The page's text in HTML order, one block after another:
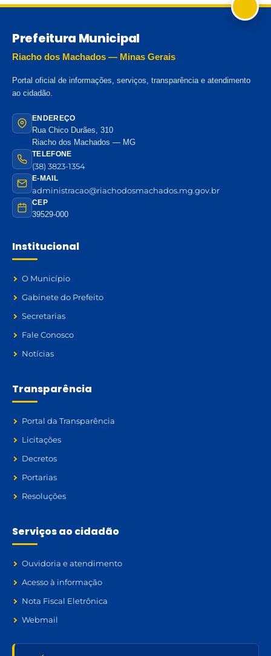
Prefeitura Municipal
Riacho dos Machados — Minas Gerais
Portal oficial de informações, serviços, transparência e atendimento
ao cidadão.
ENDEREÇO
Rua Chico Durães, 310
Riacho dos Machados — MG
TELEFONE
(38) 3823-1354
E-MAIL
administracao@riachodosmachados.mg.gov.br
CEP
39529-000
Institucional
O Município
Gabinete do Prefeito
Secretarias
Fale Conosco
Notícias
Transparência
Portal da Transparência
Licitações
Decretos
Portarias
Resoluções
Serviços ao cidadão
Ouvidoria e atendimento
Acesso à informação
Nota Fiscal Eletrônica
Webmail